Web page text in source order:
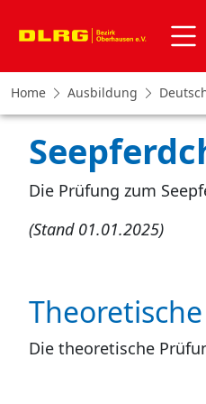
Home Ausbildung
Die Prüfung zum
(Stand 01.01.2025)
Die theoretische